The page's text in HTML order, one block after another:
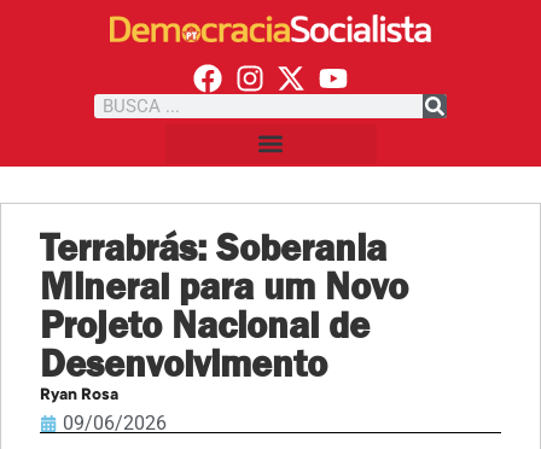
Terrabrás: Soberania
Mineral para um Novo
Projeto Nacional de
Desenvolvimento
Ryan Rosa
09/06/2026